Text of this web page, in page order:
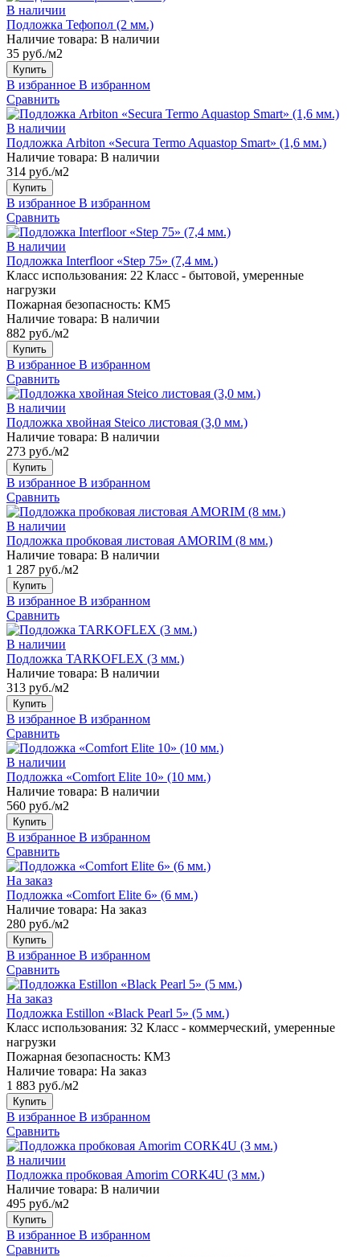
В наличии
Подложка Тефопол (2 мм.)
Наличие товара: В наличии
35 руб./м2
Купить
В избранное В избранном
Сравнить
В наличии
Подложка Arbiton «Secura Termo Aquastop Smart» (1,6 мм.)
Наличие товара: В наличии
314 руб./м2
Купить
В избранное В избранном
Сравнить
В наличии
Подложка Interfloor «Step 75» (7,4 мм.)
Класс использования: 22 Класс - бытовой, умеренные
нагрузки
Пожарная безопасность: КМ5
Наличие товара: В наличии
882 руб./м2
Купить
В избранное В избранном
Сравнить
В наличии
Подложка хвойная Steico листовая (3,0 мм.)
Наличие товара: В наличии
273 руб./м2
Купить
В избранное В избранном
Сравнить
В наличии
Подложка пробковая листовая AMORIM (8 мм.)
Наличие товара: В наличии
1 287 руб./м2
Купить
В избранное В избранном
Сравнить
В наличии
Подложка TARKOFLEX (3 мм.)
Наличие товара: В наличии
313 руб./м2
Купить
В избранное В избранном
Сравнить
В наличии
Подложка «Comfort Elite 10» (10 мм.)
Наличие товара: В наличии
560 руб./м2
Купить
В избранное В избранном
Сравнить
На заказ
Подложка «Comfort Elite 6» (6 мм.)
Наличие товара: На заказ
280 руб./м2
Купить
В избранное В избранном
Сравнить
На заказ
Подложка Estillon «Black Pearl 5» (5 мм.)
Класс использования: 32 Класс - коммерческий, умеренные
нагрузки
Пожарная безопасность: КМ3
Наличие товара: На заказ
1 883 руб./м2
Купить
В избранное В избранном
Сравнить
В наличии
Подложка пробковая Amorim CORK4U (3 мм.)
Наличие товара: В наличии
495 руб./м2
Купить
В избранное В избранном
Сравнить